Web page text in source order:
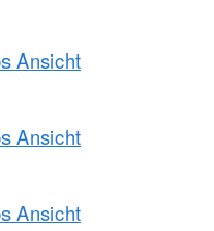
Ansicht
Ansicht
Ansicht